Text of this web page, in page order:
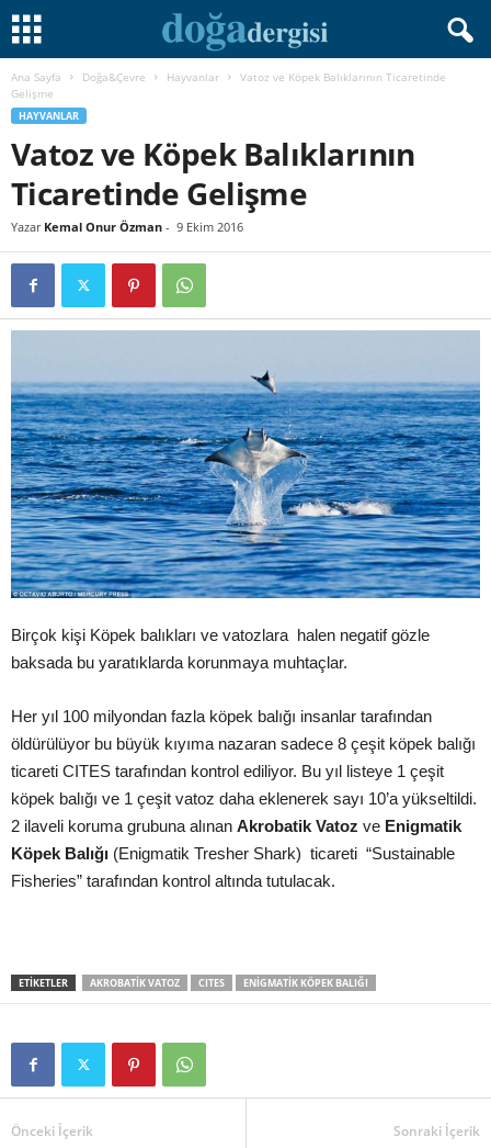
Ana Sayfa Doğa&Çevre Hayvanlar
Vatoz ve Köpek Balıklarının Ticaretinde
Gelişme
HAYVANLAR
Vatoz ve Köpek Balıklarının
Ticaretinde Gelişme
Yazar Kemal Onur Özman - 9 Ekim 2016
Birçok kişi Köpek balıkları ve vatozlara halen negatif gözle
baksada bu yaratıklarda korunmaya muhtaçlar.
Her yıl 100 milyondan fazla köpek balığı insanlar tarafından
öldürülüyor bu büyük kıyıma nazaran sadece 8 çeşit köpek balığı
ticareti CITES tarafından kontrol ediliyor. Bu yıl listeye 1 çeşit
köpek balığı ve 1 çeşit vatoz daha eklenerek sayı 10’a yükseltildi.
2 ilaveli koruma grubuna alınan Akrobatik Vatoz ve Enigmatik
Köpek Balığı (Enigmatik Tresher Shark) ticareti “Sustainable
Fisheries” tarafından kontrol altında tutulacak.
ETIKETLER AKROBATIK VATOZ CITES ENIGMATIK KÖPEK BALIĞI
Önceki İçerik Sonraki İçerik